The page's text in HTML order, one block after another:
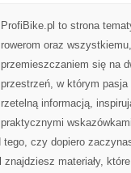
ProfiBike.pl to strona
rowerom oraz
przemieszczaniem się na
przestrzeń, w którym pasja
rzetelną informacją,
praktycznymi
czy dopiero
materiały,